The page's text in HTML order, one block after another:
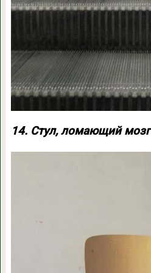
14. Стул, ломающий мозг